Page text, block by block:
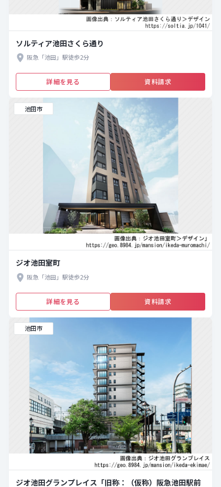
ソルティア池田さくら通り
阪急「池田」駅徒歩2分
詳細を見る 資料請求
池田市
ジオ池田室町
阪急「池田」駅徒歩2分
詳細を見る 資料請求
池田市
ジオ池田グランプレイス「旧称：（仮称）阪急池田駅前